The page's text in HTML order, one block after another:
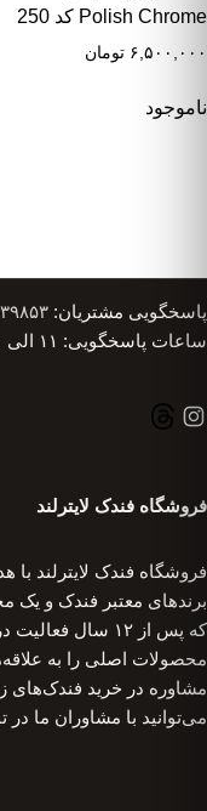
Polish Chrome کد 250
۶,۵۰۰,۰۰۰ تومان
ناموجود
پاسخگویی مشتریان:
ساعات پاسخگویی: ۱۱ الی ۲۱ (روزهای غیر تعطیل)
فروشگاه فندک لایترلند
فروشگاه فندک لایترلند با
برندهای معتبر فندک و یک
که پس از ۱۲ سال
محصولات اصلی را به
مشاوره در خرید فندک‌های
می‌توانید با مشاوران ما